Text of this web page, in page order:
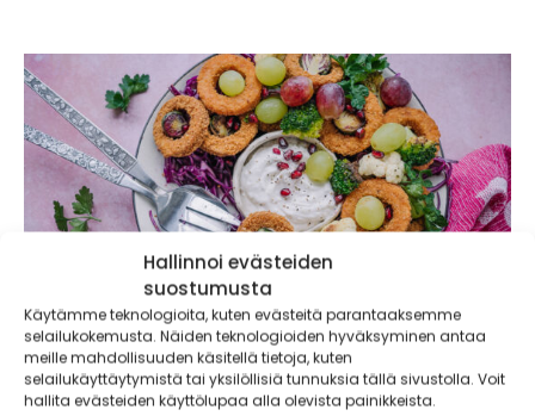
Hallinnoi evästeiden
suostumusta
Käytämme teknologioita, kuten evästeitä parantaaksemme
selailukokemusta. Näiden teknologioiden hyväksyminen antaa
meille mahdollisuuden käsitellä tietoja, kuten
selailukäyttäytymistä tai yksilöllisiä tunnuksia tällä sivustolla. Voit
hallita evästeiden käyttölupaa alla olevista painikkeista.
Helppoa herkuttelua: salaatti uunijuureksista,